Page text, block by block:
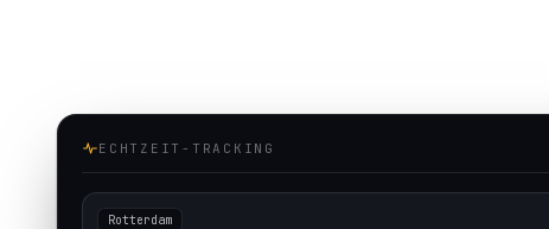
ECHTZEIT-TRACKING
Rotterdam